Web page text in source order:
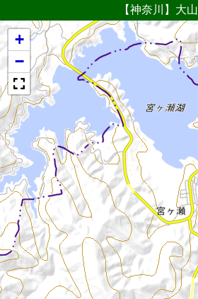
【神奈川】大山
+
−